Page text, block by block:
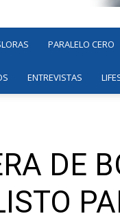
PARALELO CERO
ENTREVISTAS
DE